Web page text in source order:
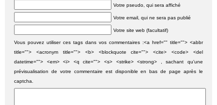
Votre pseudo, qui sera affiché
Votre email, qui ne sera pas publié
Votre site web (facultatif)
Vous pouvez utiliser ces tags dans vos commentaires :<a href="" title=""> <abbr
title=""> <acronym title=""> <b> <blockquote cite=""> <cite> <code> <del
datetime=""> <em> <i> <q cite=""> <s> <strike> <strong> , sachant qu'une
prévisualisation de votre commentaire est disponible en bas de page après le
captcha.